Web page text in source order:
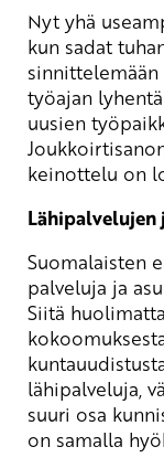
Nyt yhä
kun sadat
työajan
uusien
keinottelu on
Suomalaisten
palveluja ja
Siitä
lähipalveluja,
suuri osa
on samalla